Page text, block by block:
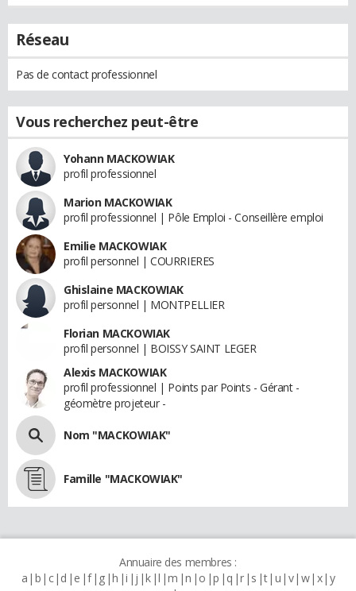
Réseau
Pas de contact professionnel
Vous recherchez peut-être
Yohann MACKOWIAK
profil professionnel
Marion MACKOWIAK
profil professionnel | Pôle Emploi - Conseillère emploi
Emilie MACKOWIAK
profil personnel | COURRIERES
Ghislaine MACKOWIAK
profil personnel | MONTPELLIER
Florian MACKOWIAK
profil personnel | BOISSY SAINT LEGER
Alexis MACKOWIAK
profil professionnel | Points par Points - Gérant -
géomètre projeteur -
Nom "MACKOWIAK"
Famille "MACKOWIAK"
Annuaire des membres :
a b c d e f g h i j k l m n o p q r s t u v w x y